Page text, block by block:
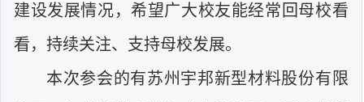
建设发展情况，希望广大校友能经常回母校看
看，持续关注、支持母校发展。
本次参会的有苏州宇邦新型材料股份有限